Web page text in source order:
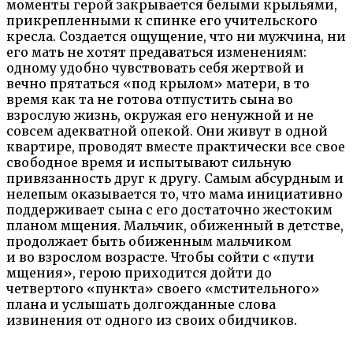
моменты герой закрывается белыми крыльями,
прикрепленными к спинке его учительского
кресла. Создается ощущение, что ни мужчина, ни
его мать не хотят предаваться изменениям:
одному удобно чувствовать себя жертвой и
вечно прятаться «под крылом» матери, в то
время как та не готова отпустить сына во
взрослую жизнь, окружая его ненужной и не
совсем адекватной опекой. Они живут в одной
квартире, проводят вместе практически все свое
свободное время и испытывают сильную
привязанность друг к другу. Самым абсурдным и
нелепым оказывается то, что мама инициативно
поддерживает сына с его достаточно жестоким
планом мщения. Мальчик, обиженный в детстве,
продолжает быть обиженным мальчиком
и во взрослом возрасте. Чтобы сойти с «пути
мщения», герою приходится дойти до
четвертого «пункта» своего «мстительного»
плана и услышать долгожданные слова
извинения от одного из своих обидчиков.